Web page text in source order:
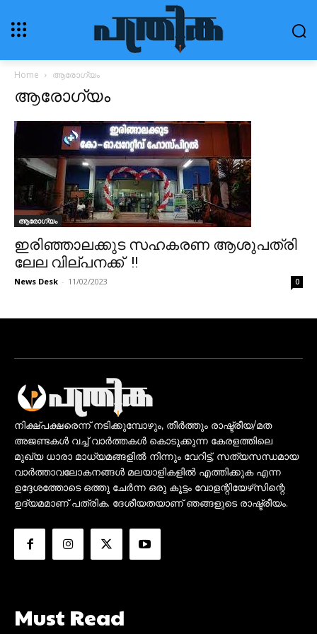
Home ആരോഗ്യം
ആരോഗ്യം
ആരോഗ്യം
ഇരിഞ്ഞാലക്കുട സഹകരണ ആശുപത്രി
ലേല വില്പനക്ക്‌ !!
News Desk - 11/02/2023 0
നിക്ഷ്പക്ഷരെന്ന് നടിക്കുമ്പോഴും, തീർത്തും രാഷ്ട്രീയ/മത
അജണ്ടകൾ വച്ച് വാർത്തകൾ കൊടുക്കുന്ന കേരളത്തിലെ
മുഖ്യ ധാരാ മാധ്യമങ്ങളിൽ നിന്നും വേറിട്ട്, സത്യസന്ധമായ
വാർത്താവലോകനങ്ങൾ മലയാളികളിൽ എത്തിക്കുക എന്ന
ഉദ്ദേശത്തോടെ ഒത്തു ചേർന്ന ഒരു കൂട്ടം വോളന്റിയേഴ്‌സിന്റെ
ഉദ്യമമാണ് പത്രിക. ദേശീയതയാണ് ഞങ്ങളുടെ രാഷ്ട്രീയം.
Must Read